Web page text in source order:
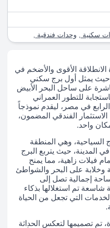
سكنية وحدات فندقية
الانطلاقة الأقوى والأضخم في
حيث يمثل أول برج سكني
على ساحل البحر الأبيض
للتطور العمراني
في مصر، ليقدم نموذجاً
الفندقي المضمون،
واحد.
السياحية، وهي المنطقة
في المدينة، حيث يتربع البرج
فيلات زاهية، مما يمنح
وخلابة على البحر والشواطئ
إجمالية تصل إلى
شاسعة تم استغلالها بذكاء
التي تجعل من الحياة
أدوار متكررة، تم تصميمها لتعكس الحداثة